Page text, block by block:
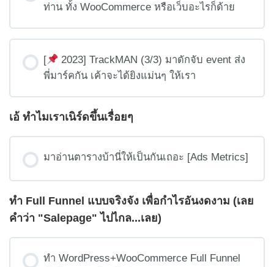
ท่าน ทั้ง WooCommerce หรือเว็บอะไรก็ด้าย
[
2023] TrackMAN (3/3) มาดักจับ event ส่ง
พี่มาร์คกัน เค้าจะได้ยิงแม่นๆ ให้เรา
เอ้ ทำไมเราเนิร์ดขึ้นเรื่อยๆ
มาอ่านตารางบ้านี่ให้เป็นกันเถอะ [Ads Metrics]
ทำ Full Funnel แบบจริงจัง เพื่อกำไรอันงดงาม (เลย
คำว่า "Salepage" ไปไกล...เลย)
ทำ WordPress+WooCommerce Full Funnel